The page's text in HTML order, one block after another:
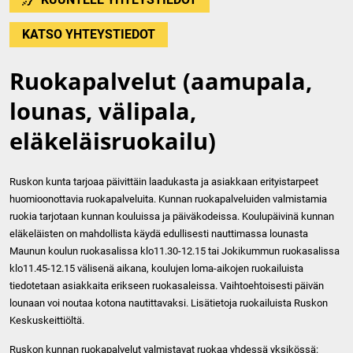
KATSO YHTEYSTIEDOT
Ruokapalvelut (aamupala,
lounas, välipala,
eläkeläisruokailu)
Ruskon kunta tarjoaa päivittäin laadukasta ja asiakkaan erityistarpeet
huomioonottavia ruokapalveluita. Kunnan ruokapalveluiden valmistamia
ruokia tarjotaan kunnan kouluissa ja päiväkodeissa. Koulupäivinä kunnan
eläkeläisten on mahdollista käydä edullisesti nauttimassa lounasta
Maunun koulun ruokasalissa klo11.30-12.15 tai Jokikummun ruokasalissa
klo11.45-12.15 välisenä aikana, koulujen loma-aikojen ruokailuista
tiedotetaan asiakkaita erikseen ruokasaleissa. Vaihtoehtoisesti päivän
lounaan voi noutaa kotona nautittavaksi. Lisätietoja ruokailuista Ruskon
Keskuskeittiöltä.
Ruskon kunnan ruokapalvelut valmistavat ruokaa yhdessä yksikössä: